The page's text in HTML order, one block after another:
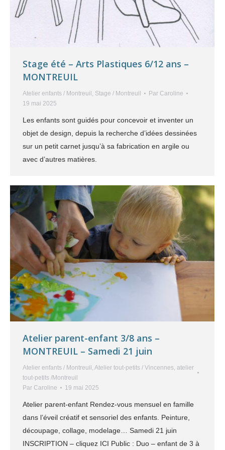
Stage été – Arts Plastiques 6/12 ans –
MONTREUIL
Atelier enfants / Montreuil Stage / Montreuil Par Caroline
19 mai 2025
Les enfants sont guidés pour concevoir et inventer un
objet de design, depuis la recherche d’idées dessinées
sur un petit carnet jusqu’à sa fabrication en argile ou
avec d’autres matières.
Atelier parent-enfant 3/8 ans –
MONTREUIL – Samedi 21 juin
Atelier enfants / Montreuil, Atelier tout-petits / Vincennes, atelier
tout-petits /Montreuil
Par Caroline 19 mai 2025
Atelier parent-enfant Rendez-vous mensuel en famille
dans l’éveil créatif et sensoriel des enfants. Peinture,
découpage, collage, modelage… Samedi 21 juin
INSCRIPTION – cliquez ICI Public : Duo – enfant de 3 à